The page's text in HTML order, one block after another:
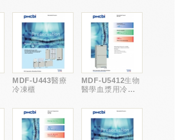
MDF-U443醫療
冷凍櫃
MDF-U5412生物
醫學血漿用冷凍